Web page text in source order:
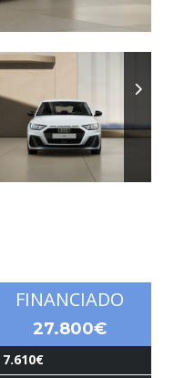
FINANCIADO
27.800€
7.610€